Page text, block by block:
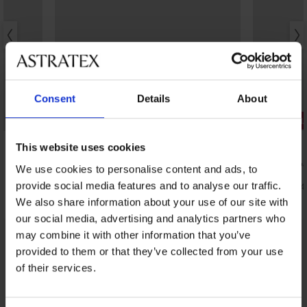
Consent Details About
This website uses cookies
We use cookies to personalise content and ads, to
provide social media features and to analyse our traffic.
We also share information about your use of our site with
our social media, advertising and analytics partners who
may combine it with other information that you’ve
provided to them or that they’ve collected from your use
of their services.
Отстъпка -40%
Чорапогащник Micro 50 DEN
2+1
2PACK
DEN
10,99 €
От същата колекция Покажи